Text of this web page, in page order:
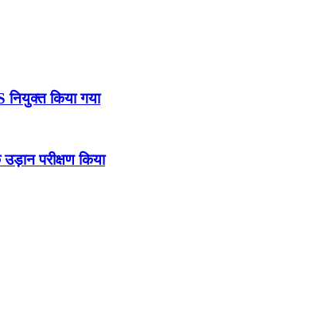
नियुक्त किया गया
परीक्षण किया